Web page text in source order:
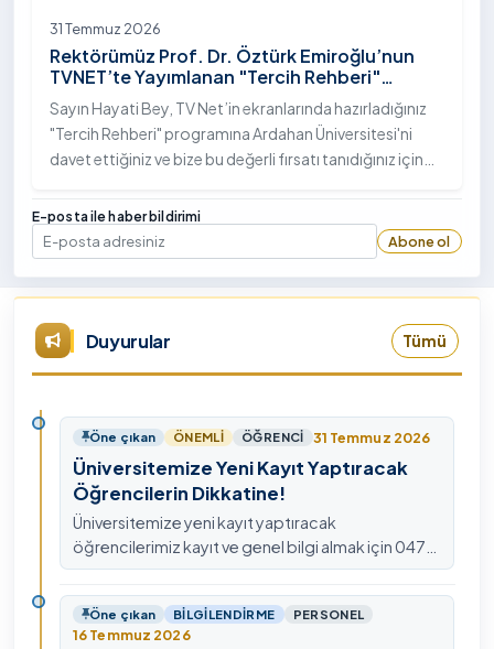
31 Temmuz 2026
Rektörümüz Prof. Dr. Öztürk Emiroğlu’nun
TVNET’te Yayımlanan "Tercih Rehberi"
Programındaki Röportajı
Sayın Hayati Bey, TV Net’in ekranlarında hazırladığınız
"Tercih Rehberi" programına Ardahan Üniversitesi'ni
davet ettiğiniz ve bize bu değerli fırsatı tanıdığınız için
teşekkürlerimi sunuyorum.
E-posta ile haber bildirimi
E-posta
Abone ol
Duyurular Tümü
Öne çıkan ÖNEMLI ÖĞRENCI 31 Temmuz 2026
Üniversitemize Yeni Kayıt Yaptıracak
Öğrencilerin Dikkatine!
Üniversitemize yeni kayıt yaptıracak
öğrencilerimiz kayıt ve genel bilgi almak için 0478
211 75 75 Dahili: 1913 nolu telefondan
ulaşabilirsiniz.
Öne çıkan BILGILENDIRME PERSONEL
16 Temmuz 2026